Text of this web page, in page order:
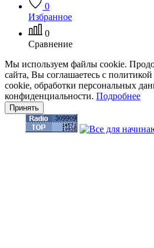
0
Избранное
0
Сравнение
Мы используем файлы cookie.
сайта, Вы соглашаетесь с
cookie, обработки персональных
конфиденциальности. Подробнее
Принять